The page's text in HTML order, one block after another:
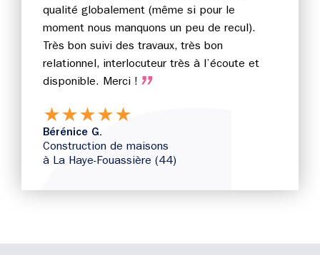
qualité globalement (même si pour le
moment nous manquons un peu de recul).
Très bon suivi des travaux, très bon
relationnel, interlocuteur très à l’écoute et
disponible. Merci !
★★★★★
Bérénice G.
Construction de maisons
à La Haye-Fouassière (44)